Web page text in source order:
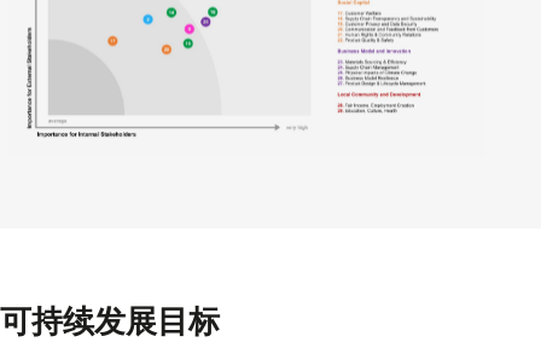
可持续发展目标